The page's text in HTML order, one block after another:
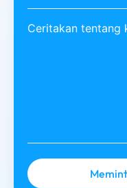
Ceritakan tentang